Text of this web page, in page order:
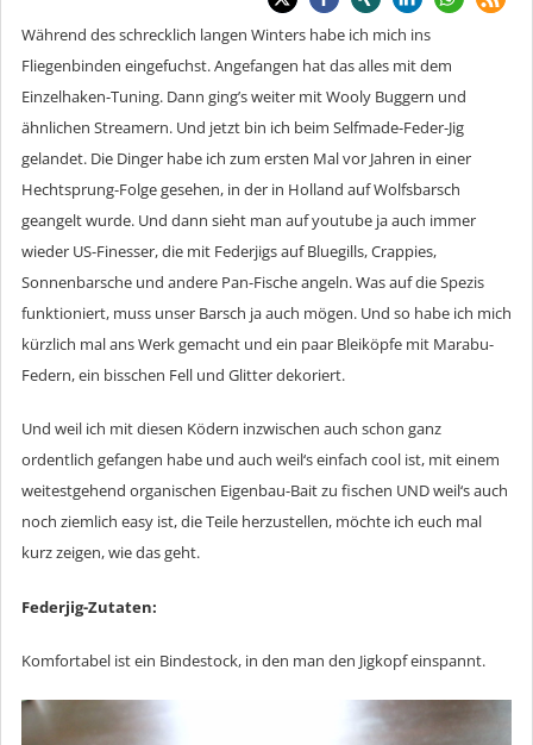
Während des schrecklich langen Winters habe ich mich ins
Fliegenbinden eingefuchst. Angefangen hat das alles mit dem
Einzelhaken-Tuning. Dann ging’s weiter mit Wooly Buggern und
ähnlichen Streamern. Und jetzt bin ich beim Selfmade-Feder-Jig
gelandet. Die Dinger habe ich zum ersten Mal vor Jahren in einer
Hechtsprung-Folge gesehen, in der in Holland auf Wolfsbarsch
geangelt wurde. Und dann sieht man auf youtube ja auch immer
wieder US-Finesser, die mit Federjigs auf Bluegills, Crappies,
Sonnenbarsche und andere Pan-Fische angeln. Was auf die Spezis
funktioniert, muss unser Barsch ja auch mögen. Und so habe ich mich
kürzlich mal ans Werk gemacht und ein paar Bleiköpfe mit Marabu-
Federn, ein bisschen Fell und Glitter dekoriert.
Und weil ich mit diesen Ködern inzwischen auch schon ganz
ordentlich gefangen habe und auch weil‘s einfach cool ist, mit einem
weitestgehend organischen Eigenbau-Bait zu fischen UND weil‘s auch
noch ziemlich easy ist, die Teile herzustellen, möchte ich euch mal
kurz zeigen, wie das geht.
Federjig-Zutaten:
Komfortabel ist ein Bindestock, in den man den Jigkopf einspannt.